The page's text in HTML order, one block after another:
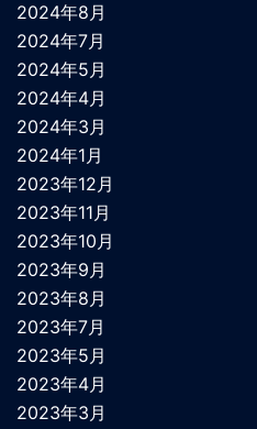
2024年8月
2024年7月
2024年5月
2024年4月
2024年3月
2024年1月
2023年12月
2023年11月
2023年10月
2023年9月
2023年8月
2023年7月
2023年5月
2023年4月
2023年3月